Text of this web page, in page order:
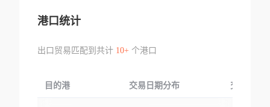
港口统计
出口贸易匹配到共计 10+个港口
目的港 交易日期分布 交易产品